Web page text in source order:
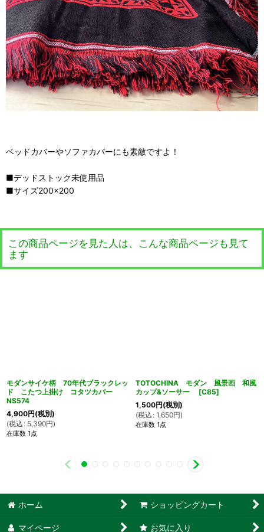
ベッドカバーやソファカバーにも素敵ですよ！
■デッドストック未使用品
■サイズ200×200
この商品ページを見た人は、こんな商品ページも見て
ます
モダンサイケ柄 70年代ブラックレッ
ド こたつ上掛け コタツカバー
NS574
4,900円(税別)
(税込 : 5,390円)
在庫数 1点
TOTOCHINA モダン 風景画 和風
カップ&ソーサー
[C85]
1,500円(税別)
(税込 : 1,650円)
在庫数 1点
ホーム ショッピングカート
マイページ お気に入り